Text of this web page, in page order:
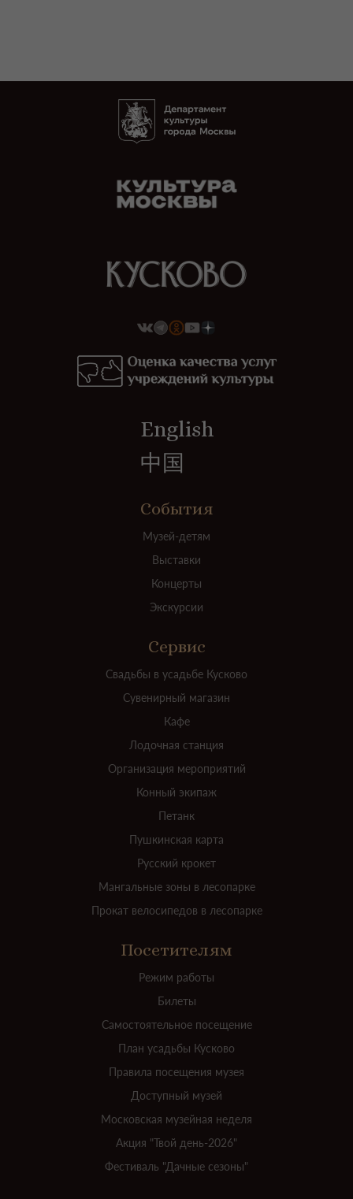
English
中国
События
Музей-детям
Выставки
Концерты
Экскурсии
Сервис
Свадьбы в усадьбе Кусково
Сувенирный магазин
Кафе
Лодочная станция
Организация мероприятий
Конный экипаж
Петанк
Пушкинская карта
Русский крокет
Мангальные зоны в лесопарке
Прокат велосипедов в лесопарке
Посетителям
Режим работы
Билеты
Самостоятельное посещение
План усадьбы Кусково
Правила посещения музея
Доступный музей
Московская музейная неделя
Акция "Твой день-2026"
Фестиваль "Дачные сезоны"